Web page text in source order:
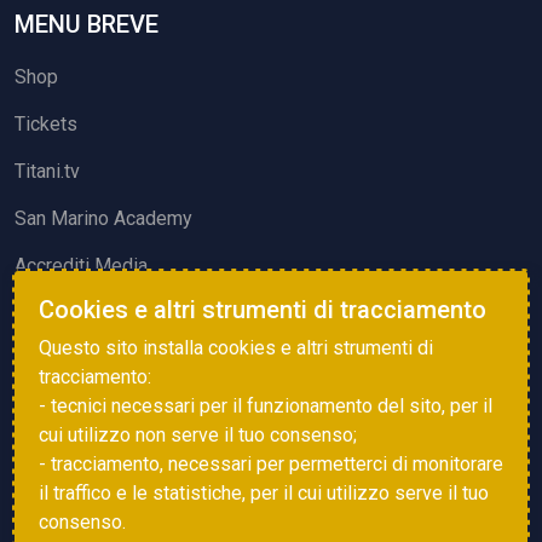
MENU BREVE
Shop
Tickets
Titani.tv
San Marino Academy
Accrediti Media
ATTIVITÀ ED EVENTI
Squadre di Calcio
Associazione Sammarinese Arbitri
Vota gol e parata
Cookies e altri strumenti di tracciamento
Questo sito installa cookies e altri strumenti di
tracciamento:
- tecnici necessari per il funzionamento del sito, per il
cui utilizzo non serve il tuo consenso;
- tracciamento, necessari per permetterci di monitorare
il traffico e le statistiche, per il cui utilizzo serve il tuo
consenso.